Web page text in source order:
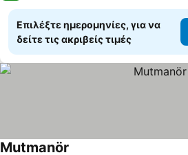
Επιλέξτε ημερομηνίες, για να
δείτε τις ακριβείς τιμές
Mutmanör